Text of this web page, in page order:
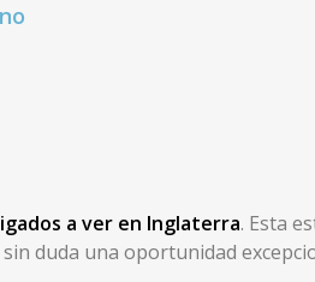
a ver en Inglaterra. Esta
duda una oportunidad